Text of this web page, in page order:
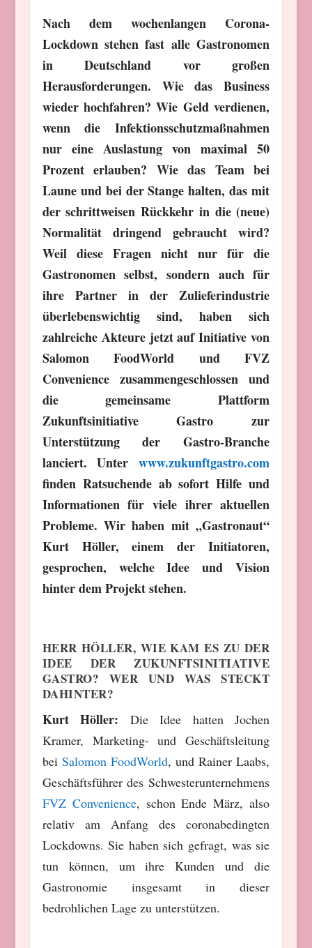
Nach dem wochenlangen Corona-
Lockdown stehen fast alle Gastronomen
in Deutschland vor großen
Herausforderungen. Wie das Business
wieder hochfahren? Wie Geld verdienen,
wenn die Infektionsschutzmaßnahmen
nur eine Auslastung von maximal 50
Prozent erlauben? Wie das Team bei
Laune und bei der Stange halten, das mit
der schrittweisen Rückkehr in die (neue)
Normalität dringend gebraucht wird?
Weil diese Fragen nicht nur für die
Gastronomen selbst, sondern auch für
ihre Partner in der Zulieferindustrie
überlebenswichtig sind, haben sich
zahlreiche Akteure jetzt auf Initiative von
Salomon FoodWorld und FVZ
Convenience zusammengeschlossen und
die gemeinsame Plattform
Zukunftsinitiative Gastro zur
Unterstützung der Gastro-Branche
lanciert. Unterwww.zukunftgastro.com
finden Ratsuchende ab sofort Hilfe und
Informationen für viele ihrer aktuellen
Probleme. Wir haben mit „Gastronaut“
Kurt Höller, einem der Initiatoren,
gesprochen, welche Idee und Vision
hinter dem Projekt stehen.
HERR HÖLLER, WIE KAM ES ZU DER
IDEE DER ZUKUNFTSINITIATIVE
GASTRO? WER UND WAS STECKT
DAHINTER?
Kurt Höller: Die Idee hatten Jochen
Kramer, Marketing- und Geschäftsleitung
bei Salomon FoodWorld, und Rainer Laabs,
Geschäftsführer des Schwesterunternehmens
FVZ Convenience, schon Ende März, also
relativ am Anfang des coronabedingten
Lockdowns. Sie haben sich gefragt, was sie
tun können, um ihre Kunden und die
Gastronomie insgesamt in dieser
bedrohlichen Lage zu unterstützen.